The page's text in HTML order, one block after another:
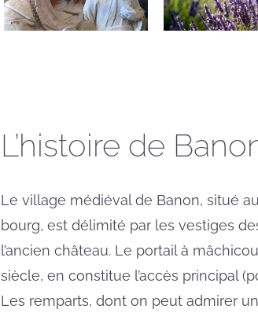
L’histoire de
Le village médiéval de Banon, situé
bourg, est délimité par les vestiges
l’ancien château. Le portail à
siècle, en constitue l’accès principal
Les remparts, dont on peut admirer